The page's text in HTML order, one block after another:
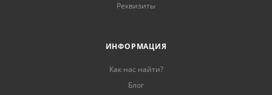
Реквизиты
ИНФОРМАЦИЯ
Как нас найти?
Блог